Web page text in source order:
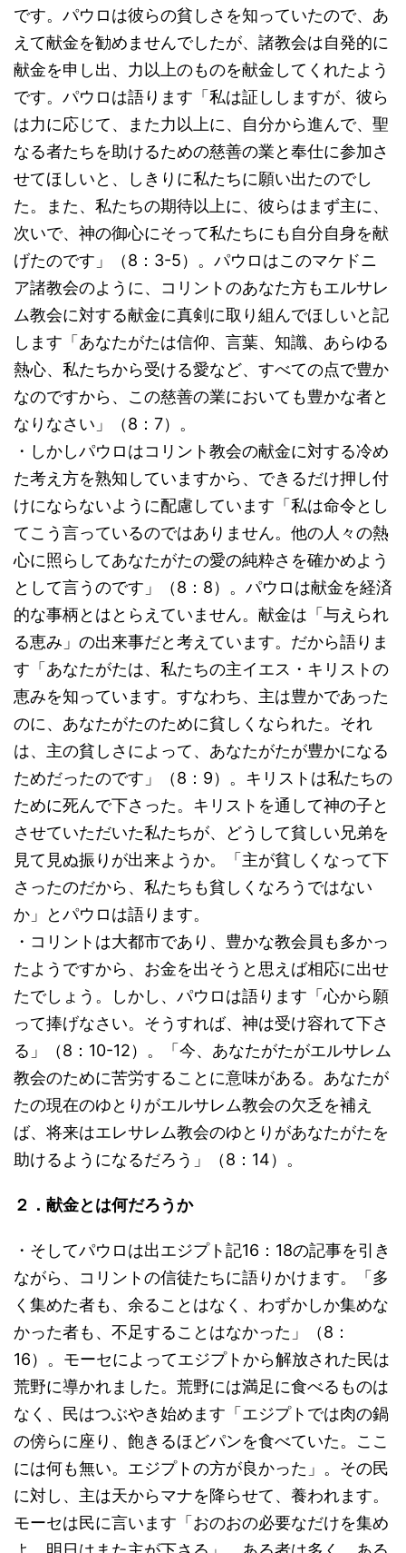
です。パウロは彼らの貧しさを知っていたので、あ
えて献金を勧めませんでしたが、諸教会は自発的に
献金を申し出、力以上のものを献金してくれたよう
です。パウロは語ります「私は証ししますが、彼ら
は力に応じて、また力以上に、自分から進んで、聖
なる者たちを助けるための慈善の業と奉仕に参加さ
せてほしいと、しきりに私たちに願い出たのでし
た。また、私たちの期待以上に、彼らはまず主に、
次いで、神の御心にそって私たちにも自分自身を献
げたのです」（8：3-5）。パウロはこのマケドニ
ア諸教会のように、コリントのあなた方もエルサレ
ム教会に対する献金に真剣に取り組んでほしいと記
します「あなたがたは信仰、言葉、知識、あらゆる
熱心、私たちから受ける愛など、すべての点で豊か
なのですから、この慈善の業においても豊かな者と
なりなさい」（8：7）。
・しかしパウロはコリント教会の献金に対する冷め
た考え方を熟知していますから、できるだけ押し付
けにならないように配慮しています「私は命令とし
てこう言っているのではありません。他の人々の熱
心に照らしてあなたがたの愛の純粋さを確かめよう
として言うのです」（8：8）。パウロは献金を経済
的な事柄とはとらえていません。献金は「与えられ
る恵み」の出来事だと考えています。だから語りま
す「あなたがたは、私たちの主イエス・キリストの
恵みを知っています。すなわち、主は豊かであった
のに、あなたがたのために貧しくなられた。それ
は、主の貧しさによって、あなたがたが豊かになる
ためだったのです」（8：9）。キリストは私たちの
ために死んで下さった。キリストを通して神の子と
させていただいた私たちが、どうして貧しい兄弟を
見て見ぬ振りが出来ようか。「主が貧しくなって下
さったのだから、私たちも貧しくなろうではない
か」とパウロは語ります。
・コリントは大都市であり、豊かな教会員も多かっ
たようですから、お金を出そうと思えば相応に出せ
たでしょう。しかし、パウロは語ります「心から願
って捧げなさい。そうすれば、神は受け容れて下さ
る」（8：10-12）。「今、あなたがたがエルサレム
教会のために苦労することに意味がある。あなたが
たの現在のゆとりがエルサレム教会の欠乏を補え
ば、将来はエレサレム教会のゆとりがあなたがたを
助けるようになるだろう」（8：14）。
２．献金とは何だろうか
・そしてパウロは出エジプト記16：18の記事を引き
ながら、コリントの信徒たちに語りかけます。「多
く集めた者も、余ることはなく、わずかしか集めな
かった者も、不足することはなかった」（8：
16）。モーセによってエジプトから解放された民は
荒野に導かれました。荒野には満足に食べるものは
なく、民はつぶやき始めます「エジプトでは肉の鍋
の傍らに座り、飽きるほどパンを食べていた。ここ
には何も無い。エジプトの方が良かった」。その民
に対し、主は天からマナを降らせて、養われます。
モーセは民に言います「おのおの必要なだけを集め